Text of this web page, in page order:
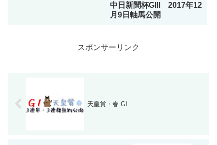
中日新聞杯GIII 2017年12
月9日軸馬公開
スポンサーリンク
天皇賞・春 GI